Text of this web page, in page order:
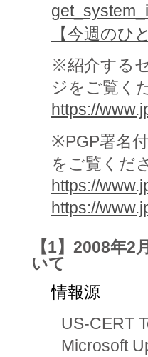
【今週の
※紹介する
ジをご覧く
https://
※PGP署名
をご覧くだ
https://
https://
【1】2008年
いて
情報源
US-CERT
Microsoft